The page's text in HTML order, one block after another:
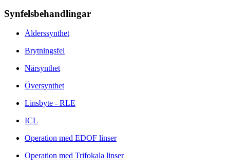
Synfelsbehandlingar
Ålderssynthet
Brytningsfel
Närsynthet
Översynthet
Linsbyte - RLE
ICL
Operation med EDOF linser
Operation med Trifokala linser